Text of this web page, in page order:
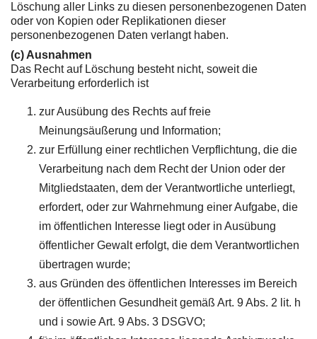
Löschung aller Links zu diesen personenbezogenen Daten
oder von Kopien oder Replikationen dieser
personenbezogenen Daten verlangt haben.
(c) Ausnahmen
Das Recht auf Löschung besteht nicht, soweit die
Verarbeitung erforderlich ist
zur Ausübung des Rechts auf freie
Meinungsäußerung und Information;
zur Erfüllung einer rechtlichen Verpflichtung, die die
Verarbeitung nach dem Recht der Union oder der
Mitgliedstaaten, dem der Verantwortliche unterliegt,
erfordert, oder zur Wahrnehmung einer Aufgabe, die
im öffentlichen Interesse liegt oder in Ausübung
öffentlicher Gewalt erfolgt, die dem Verantwortlichen
übertragen wurde;
aus Gründen des öffentlichen Interesses im Bereich
der öffentlichen Gesundheit gemäß Art. 9 Abs. 2 lit. h
und i sowie Art. 9 Abs. 3 DSGVO;